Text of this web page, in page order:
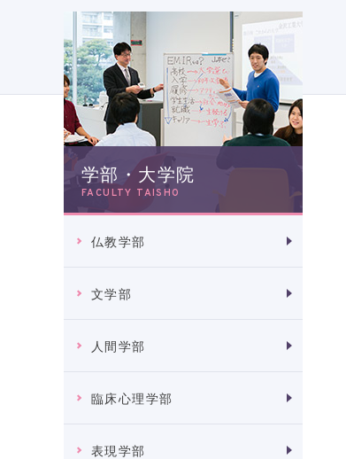
学部・大学院
FACULTY TAISHO
仏教学部
文学部
人間学部
臨床心理学部
表現学部